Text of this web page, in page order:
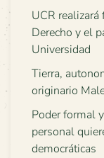
UCR
Derecho y el
Universidad
Tierra,
originario
Poder formal
personal
democráticas